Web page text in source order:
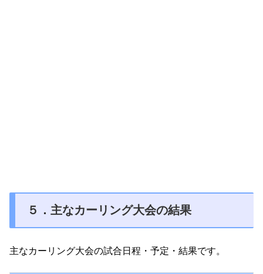
５．主なカーリング大会の結果
主なカーリング大会の試合日程・予定・結果です。